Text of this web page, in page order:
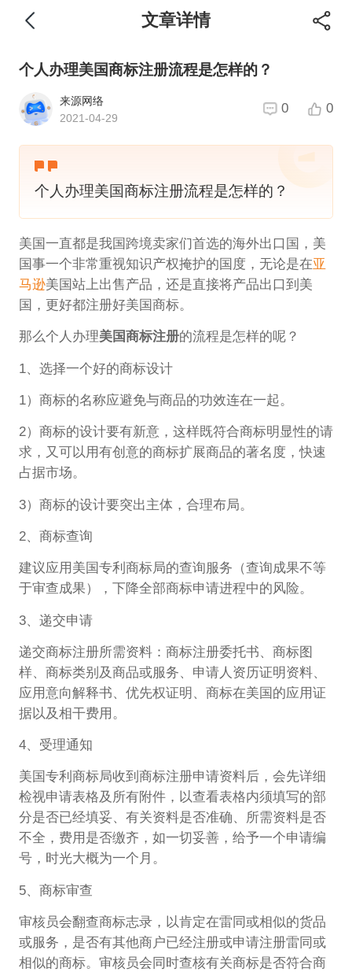
文章详情
个人办理美国商标注册流程是怎样的？
来源网络
2021-04-29
0 0
个人办理美国商标注册流程是怎样的？
美国一直都是我国跨境卖家们首选的海外出口国，美
国事一个非常重视知识产权掩护的国度，无论是在亚
马逊美国站上出售产品，还是直接将产品出口到美
国，更好都注册好美国商标。
那么个人办理美国商标注册的流程是怎样的呢？
1、选择一个好的商标设计
1）商标的名称应避免与商品的功效连在一起。
2）商标的设计要有新意，这样既符合商标明显性的请
求，又可以用有创意的商标扩展商品的著名度，快速
占据市场。
3）商标的设计要突出主体，合理布局。
2、商标查询
建议应用美国专利商标局的查询服务（查询成果不等
于审查成果），下降全部商标申请进程中的风险。
3、递交申请
递交商标注册所需资料：商标注册委托书、商标图
样、商标类别及商品或服务、申请人资历证明资料、
应用意向解释书、优先权证明、商标在美国的应用证
据以及相干费用。
4、受理通知
美国专利商标局收到商标注册申请资料后，会先详细
检视申请表格及所有附件，以查看表格内须填写的部
分是否已经填妥、有关资料是否准确、所需资料是否
不全，费用是否缴齐，如一切妥善，给予一个申请编
号，时光大概为一个月。
5、商标审查
审核员会翻查商标志录，以肯定在雷同或相似的货品
或服务，是否有其他商户已经注册或申请注册雷同或
相似的商标。审核员会同时查核有关商标是否符合商